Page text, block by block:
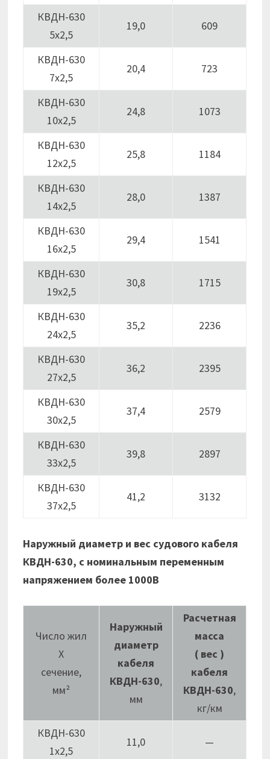
КВДН-630
5х2,5
19,0 609
КВДН-630
7х2,5
20,4 723
КВДН-630
10х2,5
24,8 1073
КВДН-630
12х2,5
25,8 1184
КВДН-630
14х2,5
28,0 1387
КВДН-630
16х2,5
29,4 1541
КВДН-630
19х2,5
30,8 1715
КВДН-630
24х2,5
35,2 2236
КВДН-630
27х2,5
36,2 2395
КВДН-630
30х2,5
37,4 2579
КВДН-630
33х2,5
39,8 2897
КВДН-630
37х2,5
41,2 3132
Наружный диаметр и вес судового кабеля
КВДН-630, с номинальным переменным
напряжением более 1000В
Число жил
Х
сечение,
мм²
Наружный
диаметр
кабеля
КВДН-630,
мм
Расчетная
масса
( вес )
кабеля
КВДН-630,
кг/км
КВДН-630
1х2,5
11,0 —